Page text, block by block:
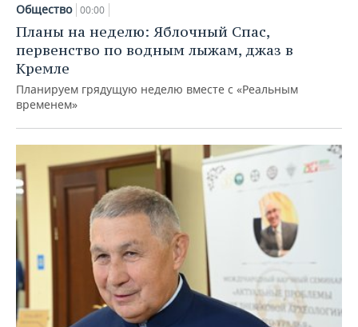
Общество 00:00
Планы на неделю: Яблочный Спас,
первенство по водным лыжам, джаз в
Кремле
Планируем грядущую неделю вместе с «Реальным
временем»